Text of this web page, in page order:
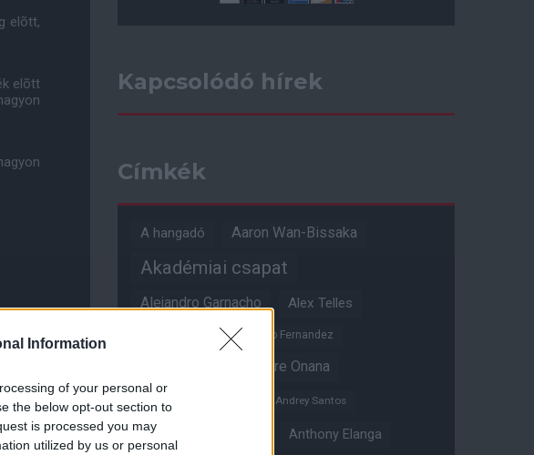
Information
of your personal or
the below opt-out section to
is processed you may
utilized by us or personal
elõtt,
elõtt
Kapcsolódó hírek
Címkék
A hangadó Aaron Wan-Bissaka
Akadémiai csapat
Alejandro Garnacho Alex Telles
Alvaro Fernandez
Andre Onana
Andreas Pereira
Andrey Santos
Angol válogatott Anthony Elanga